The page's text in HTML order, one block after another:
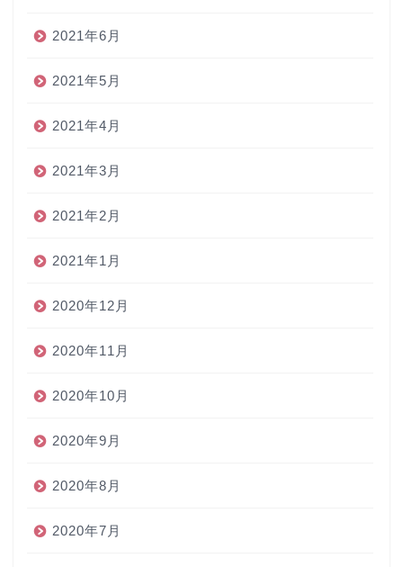
2021年6月
2021年5月
2021年4月
2021年3月
2021年2月
2021年1月
2020年12月
2020年11月
2020年10月
2020年9月
2020年8月
2020年7月